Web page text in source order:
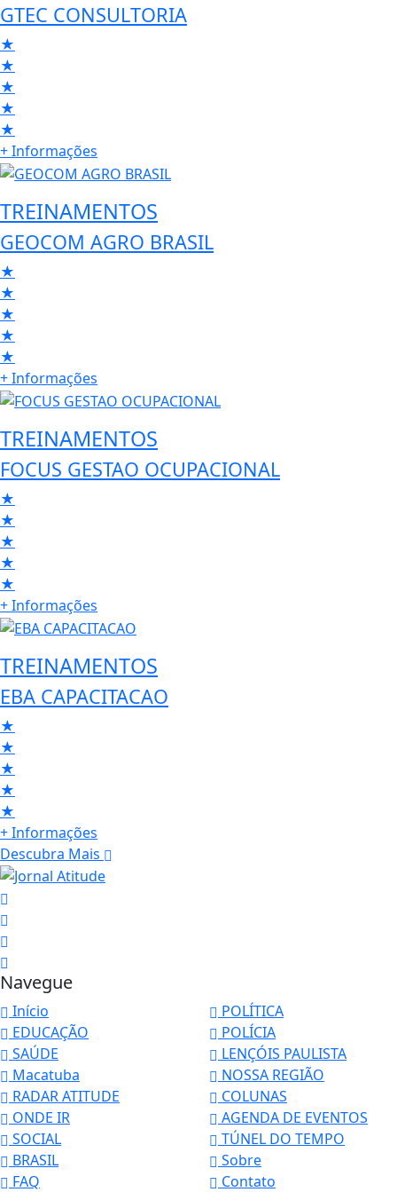
GTEC CONSULTORIA
★
★
★
★
★
+ Informações
TREINAMENTOS
GEOCOM AGRO BRASIL
★
★
★
★
★
+ Informações
TREINAMENTOS
FOCUS GESTAO OCUPACIONAL
★
★
★
★
★
+ Informações
TREINAMENTOS
EBA CAPACITACAO
★
★
★
★
★
+ Informações
Descubra Mais
Navegue
Início
POLÍTICA
EDUCAÇÃO
POLÍCIA
SAÚDE
LENÇÓIS PAULISTA
Macatuba
NOSSA REGIÃO
RADAR ATITUDE
COLUNAS
ONDE IR
AGENDA DE EVENTOS
SOCIAL
TÚNEL DO TEMPO
BRASIL
Sobre
FAQ
Contato
Termos de Uso e Privacidade